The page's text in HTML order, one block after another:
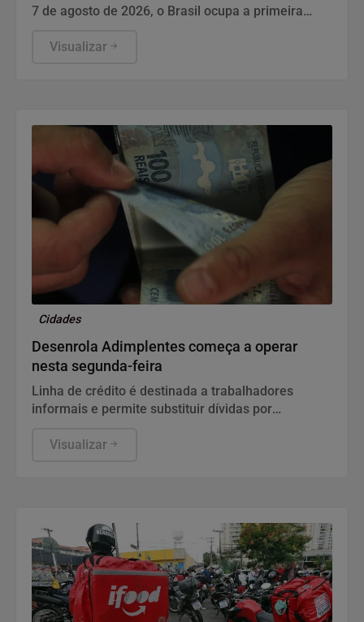
7 de agosto de 2026, o Brasil ocupa a primeira
conteúdo em Supply Chain & Logística no LinkedIn,
medir influência.
Visualizar
Cidades
Desenrola Adimplentes começa a operar
nesta segunda-feira
Linha de crédito é destinada a trabalhadores
informais e permite substituir dívidas por
Visualizar